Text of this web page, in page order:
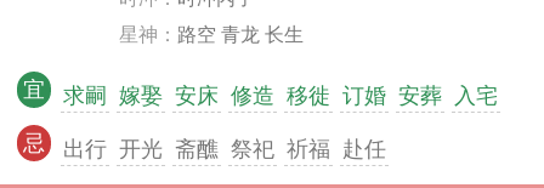
星神： 路空 青龙 长生
宜 求嗣 嫁娶 安床 修造 移徙 订婚 安葬 入宅
忌 出行 开光 斋醮 祭祀 祈福 赴任